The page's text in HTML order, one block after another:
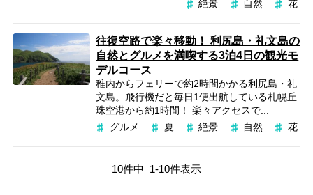
絶景 自然 花
往復空路で楽々移動！ 利尻島・礼文島の
自然とグルメを満喫する3泊4日の観光モ
デルコース
稚内からフェリーで約2時間かかる利尻島・礼
文島。飛行機だと毎日1便出航している札幌丘
珠空港から約1時間！ 楽々アクセスで...
グルメ
夏 絶景 自然 花
10件中 1-10件表示